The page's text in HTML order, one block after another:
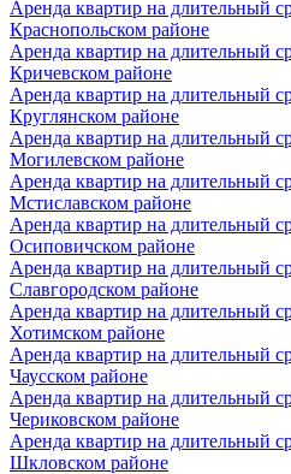
Аренда квартир на длительный
Краснопольском районе
Аренда квартир на длительный
Кричевском районе
Аренда квартир на длительный
Круглянском районе
Аренда квартир на длительный
Могилевском районе
Аренда квартир на длительный
Мстиславском районе
Аренда квартир на длительный
Осиповичском районе
Аренда квартир на длительный
Славгородском районе
Аренда квартир на длительный
Хотимском районе
Аренда квартир на длительный
Чаусском районе
Аренда квартир на длительный
Чериковском районе
Аренда квартир на длительный
Шкловском районе